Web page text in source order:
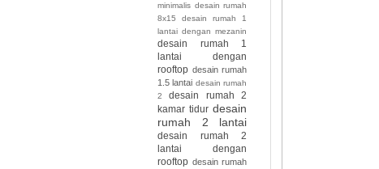
minimalis desain rumah
8x15
desain rumah 1
lantai dengan mezanin
desain rumah 1
lantai dengan
rooftop desain rumah
1.5 lantai desain rumah
2
desain rumah 2
kamar tidur desain
rumah 2 lantai
desain rumah 2
lantai dengan
rooftop desain rumah